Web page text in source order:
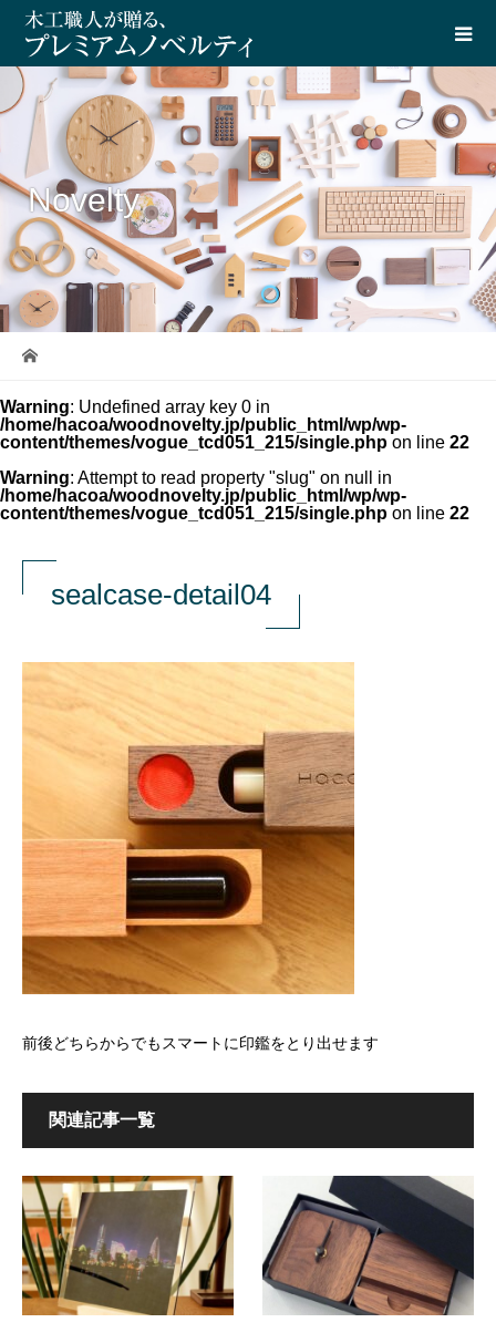
Novelty
Warning: Undefined array key 0 in
/home/hacoa/woodnovelty.jp/public_html/wp/wp-
content/themes/vogue_tcd051_215/single.php on line 22
Warning: Attempt to read property "slug" on null in
/home/hacoa/woodnovelty.jp/public_html/wp/wp-
content/themes/vogue_tcd051_215/single.php on line 22
sealcase-detail04
前後どちらからでもスマートに印鑑をとり出せます
関連記事一覧